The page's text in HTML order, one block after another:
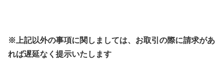
※上記以外の事項に関しましては、お取引の際に請求があ
れば遅延なく提示いたします